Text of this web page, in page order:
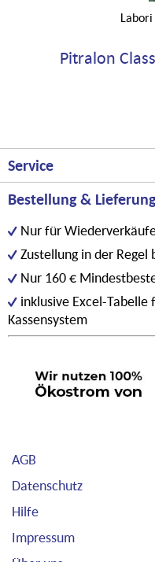
Pitralon
Service
Bestellung & Lieferung
Nur für
Zustellung in der
Nur 160 €
inklusive Excel-
Kassensystem
AGB
Datenschutz
Hilfe
Impressum